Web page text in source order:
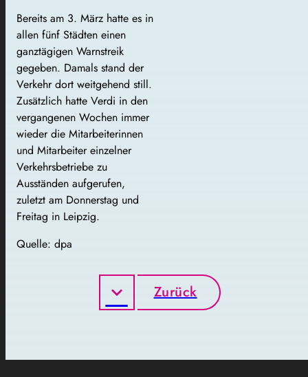
Bereits am 3. März hatte es in
allen fünf Städten einen
ganztägigen Warnstreik
gegeben. Damals stand der
Verkehr dort weitgehend still.
Zusätzlich hatte Verdi in den
vergangenen Wochen immer
wieder die Mitarbeiterinnen
und Mitarbeiter einzelner
Verkehrsbetriebe zu
Ausständen aufgerufen,
zuletzt am Donnerstag und
Freitag in Leipzig.
Quelle: dpa
Zurück